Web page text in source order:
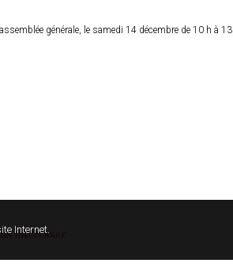
générale, le samedi 14 décembre de 10 h à 13
intéresser
Internet.